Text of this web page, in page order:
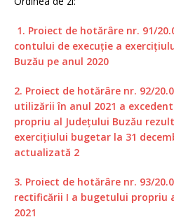
1. Proiect de hotărâre nr. 91/
contului de execuție a
Buzău pe anul 2020
2. Proiect de hotărâre nr. 92/
utilizării în anul 2021 a
propriu al Județului Buzău
exercițiului bugetar la 31
actualizată 2
3. Proiect de hotărâre nr. 93/
rectificării I a bugetului propriu
2021